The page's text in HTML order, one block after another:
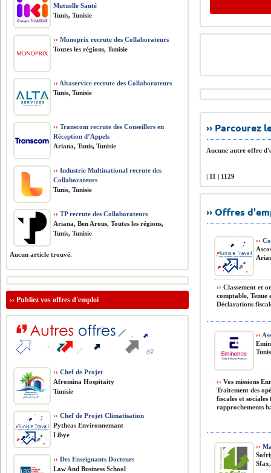
››
Aucune autre offre
| 11 | 1129
›› Offres
››
›› Classement et
comptable, Tenue
Déclarations
››
›› Vos missions
Traitement des
fiscales et
rapprochements
››
Mutuelle Santé
Tunis, Tunisie
›› Monoprix recrute des Collaborateurs
Toutes les régions, Tunisie
›› Altaservice recrute des Collaborateurs
Tunis, Tunisie
›› Transcom recrute des Conseillers en
Réception d’Appels
Ariana, Tunis, Tunisie
›› Industrie Multinational recrute des
Collaborateurs
Tunis, Tunisie
›› TP recrute des Collaborateurs
Ariana, Ben Arous, Toutes les régions,
Tunis, Tunisie
Aucun article trouvé.
››Publiez vos offres d'emploi
›› Chef de Projet
Afromina Hospitaity
Tunisie
›› Chef de Projet Climatisation
Pytheas Environnemant
Libye
›› Des Enseignants Docteurs
Law And Business School